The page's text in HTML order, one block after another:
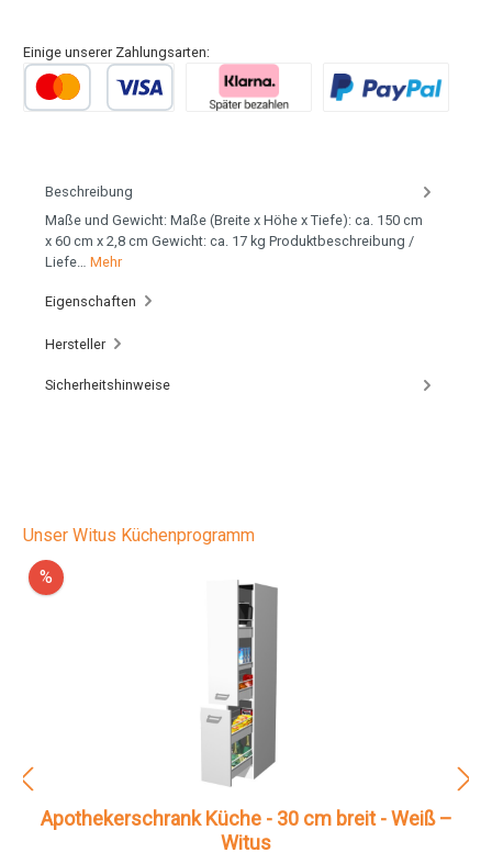
Einige unserer Zahlungsarten:
Beschreibung
Maße und Gewicht: Maße (Breite x Höhe x Tiefe): ca. 150 cm
x 60 cm x 2,8 cm Gewicht: ca. 17 kg Produktbeschreibung /
Liefe… Mehr
Eigenschaften
Hersteller
Sicherheitshinweise
Unser Witus Küchenprogramm
%
Apothekerschrank Küche - 30 cm breit - Weiß –
Witus